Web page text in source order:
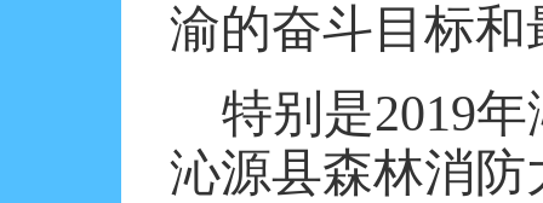
渝的奋斗目标和
特别是2019年
沁源县森林消